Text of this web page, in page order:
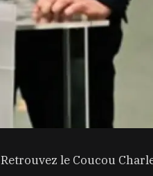
Retrouvez le Coucou